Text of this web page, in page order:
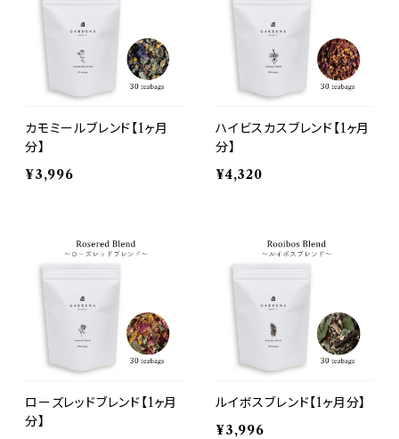
カモミールブレンド【1ヶ月
分】
¥3,996
ハイビスカスブレンド【1ヶ月
分】
¥4,320
ローズレッドブレンド【1ヶ月
分】
ルイボスブレンド【1ヶ月分】
¥3,996